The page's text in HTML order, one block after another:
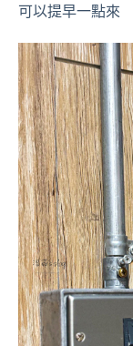
可以提早一點來